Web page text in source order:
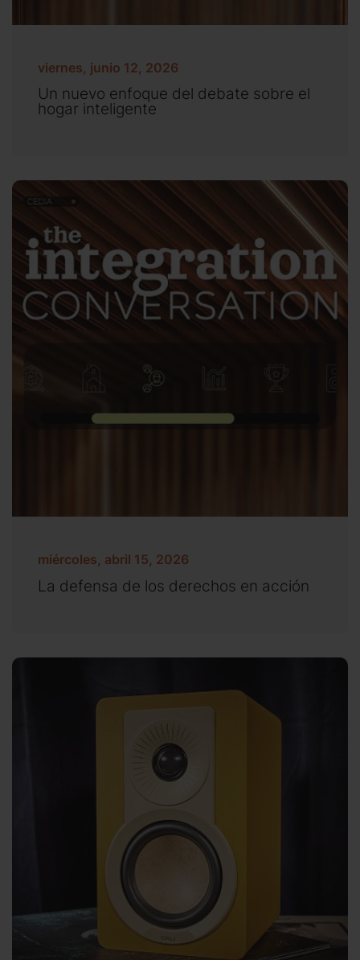
viernes, junio 12, 2026
Un nuevo enfoque del debate sobre el
hogar inteligente
miércoles, abril 15, 2026
La defensa de los derechos en acción